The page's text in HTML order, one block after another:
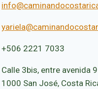
+506 2221 7033
Calle 3bis, entre avenida
1000 San José, Costa